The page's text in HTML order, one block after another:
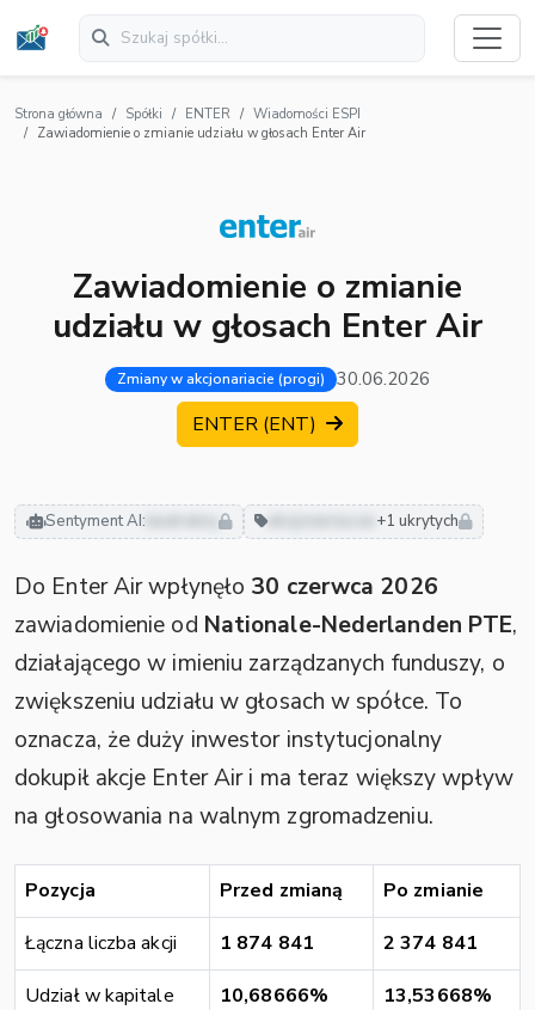
Strona główna Spółki ENTER
Wiadomości ESPI
Zawiadomienie o zmianie udziału w głosach Enter Air
Zawiadomienie o zmianie
udziału w głosach Enter Air
Zmiany w akcjonariacie (progi) 30.06.2026
ENTER (ENT)
Sentyment AI: neutralny +1 ukrytych
Do Enter Air wpłynęło 30 czerwca 2026
zawiadomienie od Nationale-Nederlanden PTE,
działającego w imieniu zarządzanych funduszy, o
zwiększeniu udziału w głosach w spółce. To
oznacza, że duży inwestor instytucjonalny
dokupił akcje Enter Air i ma teraz większy wpływ
na głosowania na walnym zgromadzeniu.
Pozycja Przed zmianą
Po zmianie
Łączna liczba akcji
1 874 841
2 374 841
Udział w kapitale
10,68666%
13,53668%